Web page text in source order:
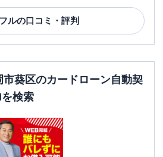
ルの口コミ・評判
葵区のカードローン自動契
検索